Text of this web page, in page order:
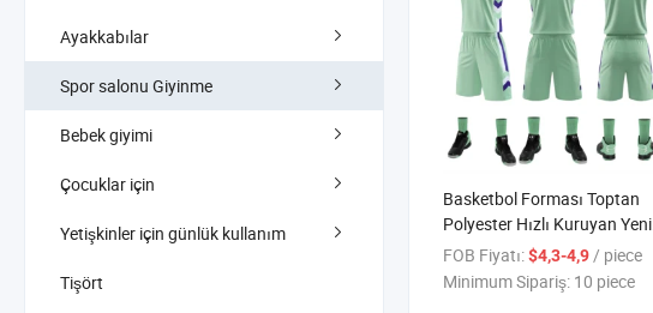
Ayakkabılar
Spor salonu Giyinme
Bebek giyimi
Çocuklar için
Yetişkinler için günlük kullanım
Tişört
Basketbol Forması Toptan
Polyester Hızlı Kuruyan Yeni
Spor Giyim Top Forması
Erkekler ve Kadınlar İçin
Antrenman Takım Forması
FOB Fiyatı:$4,3-4,9/ piece
Minimum Sipariş: 10 piece